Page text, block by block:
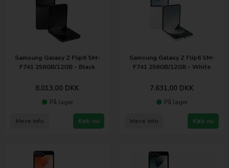
Samsung Galaxy Z Flip6 SM-
F741 256GB/12GB - Black
8.013,00 DKK
På lager
Køb nu
Mere info
Samsung Galaxy Z Flip6 SM-
F741 256GB/12GB - White
7.631,00 DKK
På lager
Køb nu
Mere info